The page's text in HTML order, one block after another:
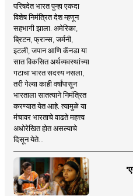
परिषदेत भारत पुन्हा एकदा
विशेष निमंत्रित देश म्हणून
सहभागी झाला. अमेरिका,
ब्रिटन, फ्रान्स, जर्मनी,
इटली, जपान आणि कॅनडा या
सात विकसित अर्थव्यवस्थांच्या
गटाचा भारत सदस्य नसला,
तरी गेल्या काही वर्षांपासून
भारताला सातत्याने निमंत्रित
करण्यात येत आहे. त्यामुळे या
मंचावर भारताचे वाढते महत्त्व
अधोरेखित होत असल्याचे
दिसून येते...